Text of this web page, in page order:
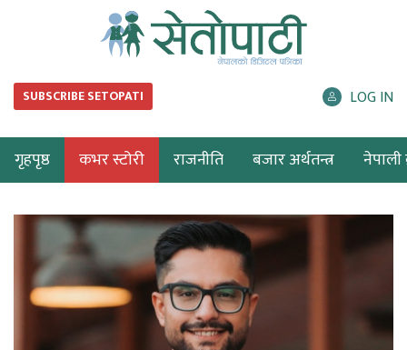
SUBSCRIBE SETOPATI LOG IN
गृहपृष्ठ कभर स्टोरी राजनीति बजार अर्थतन्त्र नेपाली